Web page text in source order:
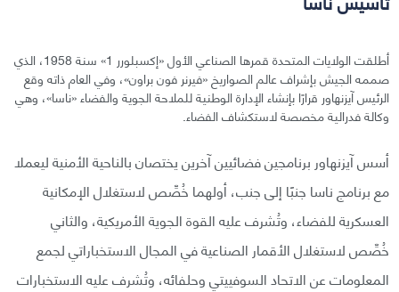
أطلقت الولايات المتحدة قمرها الصناعي الأول «إكسبلورر 1» سنة 1958، الذي
صممه الجيش بإشراف عالم الصواريخ «فيرنر فون براون»، وفي العام ذاته وقع
الرئيس آيزنهاور قرارًا بإنشاء الإدارة الوطنية للملاحة الجوية والفضاء «ناسا»، وهي
وكالة فدرالية مخصصة لاستكشاف الفضاء.
أسس آيزنهاور برنامجين فضائيين آخرين يختصان بالناحية الأمنية ليعملا
مع برنامج ناسا جنبًا إلى جنب، أولهما خُصِّص لاستغلال الإمكانية
العسكرية للفضاء، وتُشرف عليه القوة الجوية الأمريكية، والثاني
خُصِّص لاستغلال الأقمار الصناعية في المجال الاستخباراتي لجمع
المعلومات عن الاتحاد السوفييتي وحلفائه، وتُشرف عليه الاستخبارات